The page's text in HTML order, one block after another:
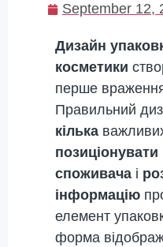
September 12,
Дизайн
косметики
перше
Правильний
кілька
позиціонувати
споживача і
інформацію
елемент
форма